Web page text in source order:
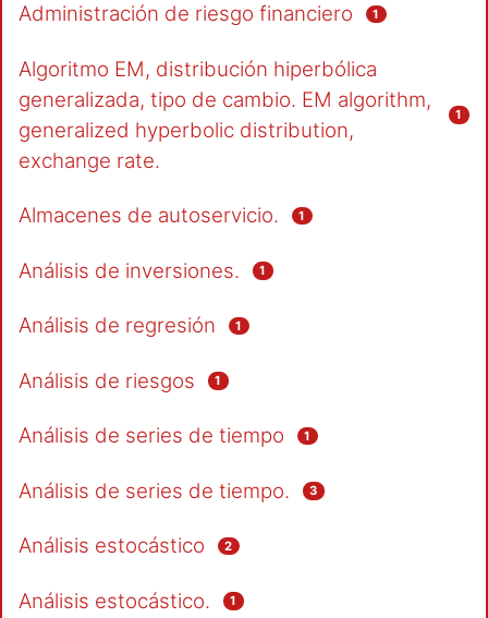
Administración de riesgo financiero 1
Algoritmo EM, distribución hiperbólica
generalizada, tipo de cambio. EM algorithm,
generalized hyperbolic distribution,
exchange rate.
1
Almacenes de autoservicio. 1
Análisis de inversiones. 1
Análisis de regresión 1
Análisis de riesgos 1
Análisis de series de tiempo 1
Análisis de series de tiempo. 3
Análisis estocástico 2
Análisis estocástico. 1